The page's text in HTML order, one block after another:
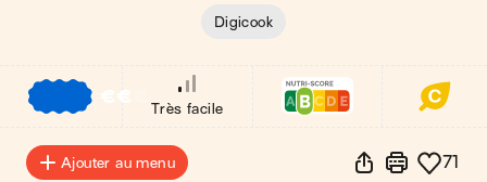
Digicook
€€
Très facile
Ajouter au menu 71